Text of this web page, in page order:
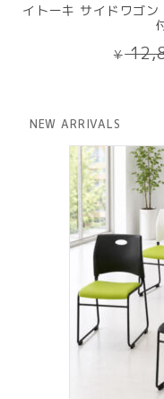
イトーキ サイドワゴ
¥
NEW ARRIVALS